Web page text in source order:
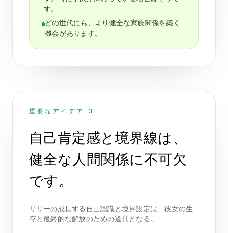
す。
どの世代にも、より健全な家族関係を築く
機会があります。
重要なアイデア 3
自己肯定感と境界線は、
健全な人間関係に不可欠
です。
リリーの成長する自己認識と境界設定は、彼女の生
存と最終的な解放のための道具となる。